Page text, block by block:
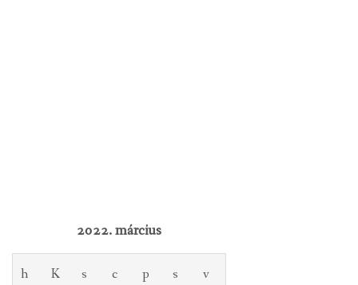
2022. március
h K s c p s v